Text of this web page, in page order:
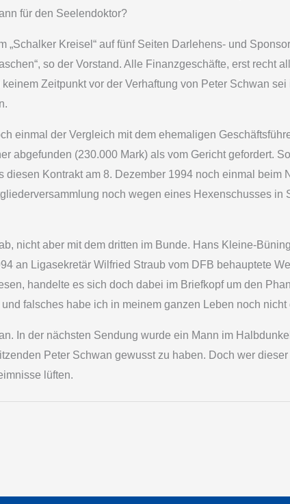
für den Seelendoktor?
„Schalker Kreisel“ auf fünf Seiten Darlehens- und
so der Vorstand. Alle Finanzgeschäfte, erst recht
Zeitpunkt vor der Verhaftung von Peter Schwan
einmal der Vergleich mit dem ehemaligen
abgefunden (230.000 Mark) als vom Gericht gefordert.
Kontrakt am 8. Dezember 1994 noch einmal beim
noch wegen eines Hexenschusses
nicht aber mit dem dritten im Bunde. Hans Kleine-
an Ligasekretär Wilfried Straub vom DFB behauptete
handelte es sich doch dabei im Briefkopf um den
falsches habe ich in meinem ganzen Leben noch nicht
In der nächsten Sendung wurde ein Mann im
Peter Schwan gewusst zu haben. Doch wer
lüften.